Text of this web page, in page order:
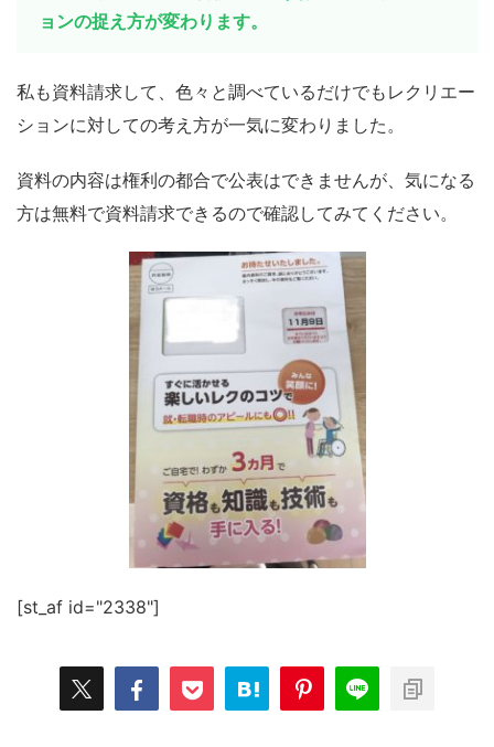
ョンの捉え方が変わります。
私も資料請求して、色々と調べているだけでもレクリエー
ションに対しての考え方が一気に変わりました。
資料の内容は権利の都合で公表はできませんが、気になる
方は無料で資料請求できるので確認してみてください。
[st_af id="2338"]